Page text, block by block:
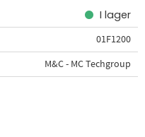
I lager
01F1200
M&C - MC Techgroup